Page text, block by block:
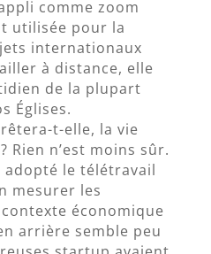
comme zoom
utilisée pour la
internationaux
à distance, elle
de la plupart
Églises.
t-elle, la vie
Rien n’est moins sûr.
le télétravail
mesurer les
économique
arrière semble peu